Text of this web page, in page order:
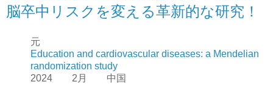
脳卒中リスクを変える革新的な研究！
元
Education and cardiovascular diseases: a Mendelian
randomization study
2024 2月 中国